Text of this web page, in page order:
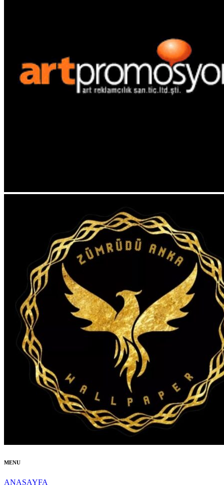
MENU
ANASAYFA